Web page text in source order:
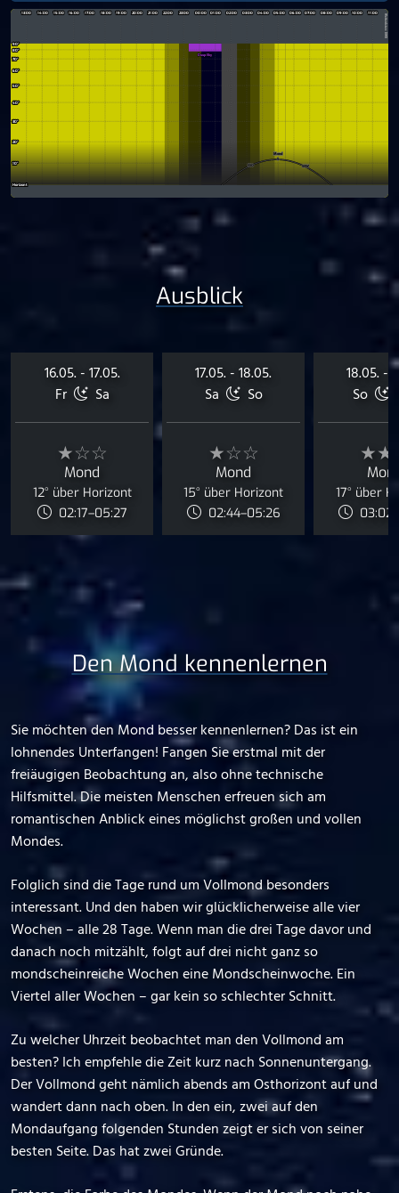
Ausblick
16.05. - 17.05.
Fr
Sa
★☆☆
Mond
12° über Horizont
02:17–05:27
17.05. - 18.05.
Sa
So
★☆☆
Mond
15° über Horizont
02:44–05:26
18.05. -
So
17° über
Den Mond kennenlernen
Sie möchten den Mond besser kennenlernen? Das ist ein
lohnendes Unterfangen! Fangen Sie erstmal mit der
freiäugigen Beobachtung an, also ohne technische
Hilfsmittel. Die meisten Menschen erfreuen sich am
romantischen Anblick eines möglichst großen und vollen
Mondes.
Folglich sind die Tage rund um Vollmond besonders
interessant. Und den haben wir glücklicherweise alle vier
Wochen – alle 28 Tage. Wenn man die drei Tage davor und
danach noch mitzählt, folgt auf drei nicht ganz so
mondscheinreiche Wochen eine Mondscheinwoche. Ein
Viertel aller Wochen – gar kein so schlechter Schnitt.
Zu welcher Uhrzeit beobachtet man den Vollmond am
besten? Ich empfehle die Zeit kurz nach Sonnenuntergang.
Der Vollmond geht nämlich abends am Osthorizont auf und
wandert dann nach oben. In den ein, zwei auf den
Mondaufgang folgenden Stunden zeigt er sich von seiner
besten Seite. Das hat zwei Gründe.